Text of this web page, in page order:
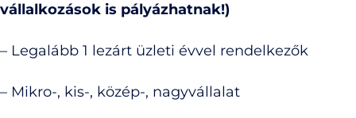
vállalkozások is pályázhatnak!)
– Legalább 1 lezárt üzleti évvel rendelkezők
– Mikro-, kis-, közép-, nagyvállalat